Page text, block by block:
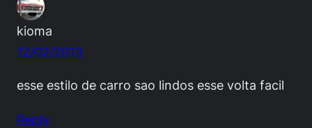
kioma
12/02/2013
esse estilo de carro sao lindos esse volta facil
Reply